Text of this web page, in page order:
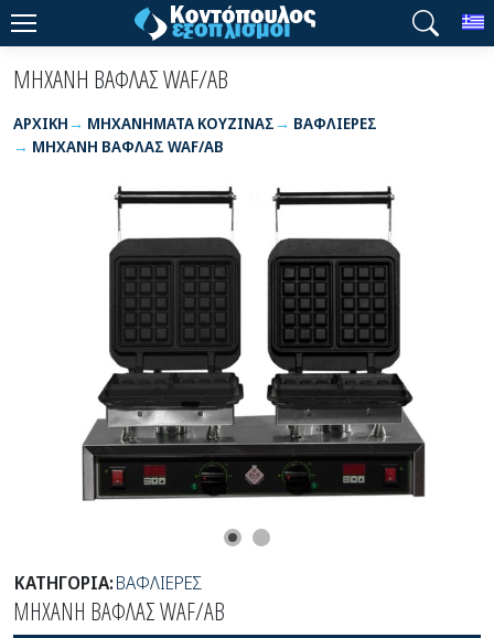
ΜΗΧΑΝΗ ΒΑΦΛΑΣ WAF/AB
ΑΡΧΙΚΉ ΜΗΧΑΝΗΜΑΤΑ ΚΟΥΖΙΝΑΣ
ΒΑΦΛΙΕΡΕΣ
ΜΗΧΑΝΗ ΒΑΦΛΑΣ WAF/AB
ΚΑΤΗΓΟΡΙΑ:ΒΑΦΛΙΕΡΕΣ
ΜΗΧΑΝΗ ΒΑΦΛΑΣ WAF/AB